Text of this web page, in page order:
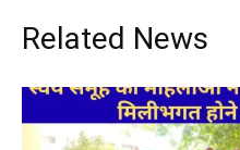
Related News